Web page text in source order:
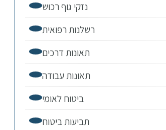
נזקי גוף רכוש
רשלנות רפואית
תאונות דרכים
תאונות עבודה
ביטוח לאומי
תביעות ביטוח